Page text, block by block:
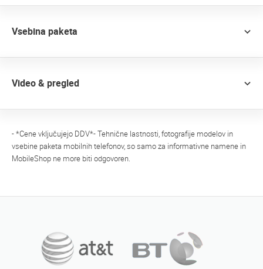
Vsebina paketa
Video & pregled
- *Cene vključujejo DDV*- Tehnične lastnosti, fotografije modelov in
vsebine paketa mobilnih telefonov, so samo za informativne namene in
MobileShop ne more biti odgovoren.